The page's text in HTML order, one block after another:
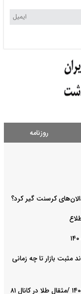
روزنامه
کرسنت گیر کرد؟
فردا یکشنبه ۱۸ مرداد ۱۴۰۵/ روند مثبت بازار تا چه زمانی
پیش‌ بینی قیمت طلا و سکه یکشنبه ۱۸ مرداد ۱۴۰۵ /مثقال طلا در کانال ۸۱